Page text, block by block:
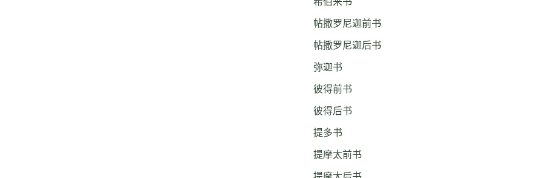
帖撒罗尼迦前书
帖撒罗尼迦后书
弥迦书
彼得前书
彼得后书
提多书
提摩太前书